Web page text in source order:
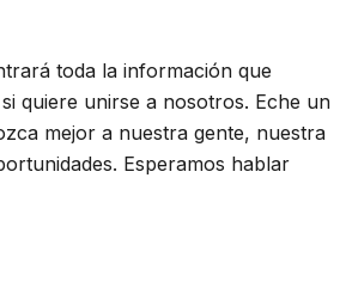
toda la información que
quiere unirse a nosotros. Eche un
mejor a nuestra gente, nuestra
Esperamos hablar